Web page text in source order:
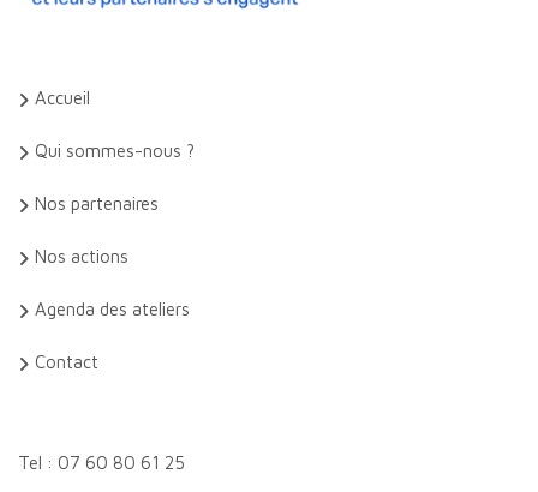
Accueil
Qui sommes-nous ?
Nos partenaires
Nos actions
Agenda des ateliers
Contact
Tel : 07 60 80 61 25